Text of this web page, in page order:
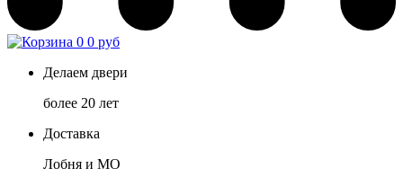
0 0 руб
Делаем двери
более 20 лет
Доставка
Лобня и МО